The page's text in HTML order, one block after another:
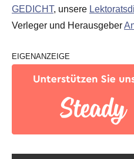
GEDICHT, unsere
Verleger und Herausgeber
EIGENANZEIGE